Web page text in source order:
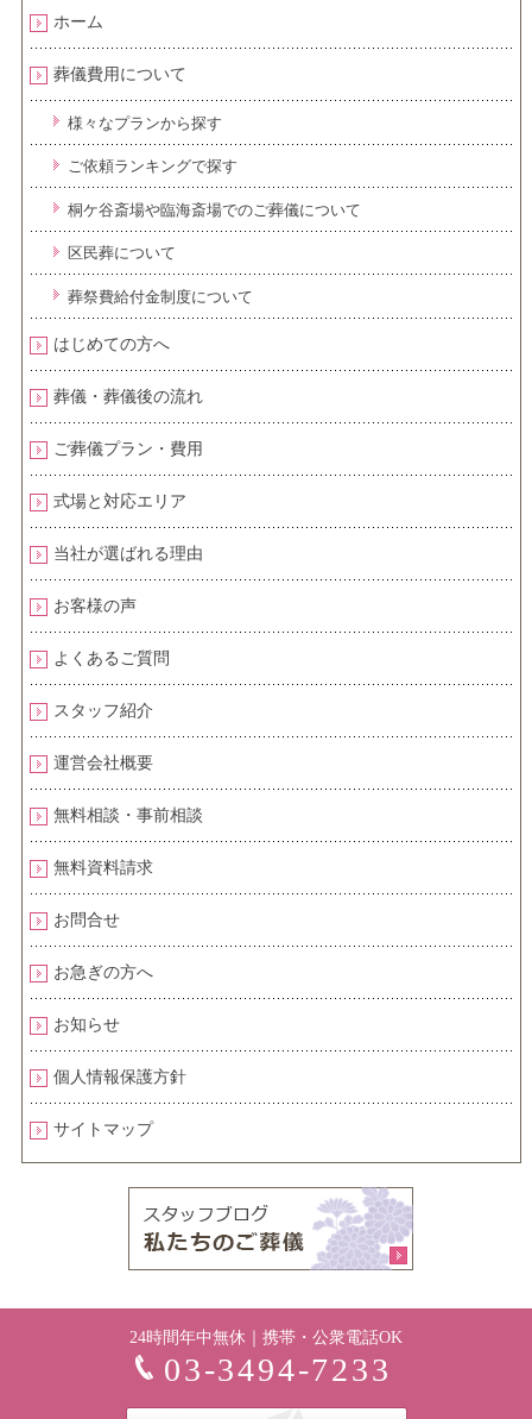
ホーム
葬儀費用について
様々なプランから探す
ご依頼ランキングで探す
桐ケ谷斎場や臨海斎場でのご葬儀について
区民葬について
葬祭費給付金制度について
はじめての方へ
葬儀・葬儀後の流れ
ご葬儀プラン・費用
式場と対応エリア
当社が選ばれる理由
お客様の声
よくあるご質問
スタッフ紹介
運営会社概要
無料相談・事前相談
無料資料請求
お問合せ
お急ぎの方へ
お知らせ
個人情報保護方針
サイトマップ
24時間年中無休｜携帯・公衆電話OK
03-3494-7233